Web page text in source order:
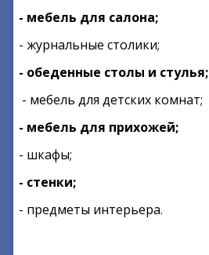
- мебель для салона;
- журнальные столики;
- обеденные столы и стулья;
- мебель для детских комнат;
- мебель для прихожей;
- шкафы;
- стенки;
- предметы интерьера.